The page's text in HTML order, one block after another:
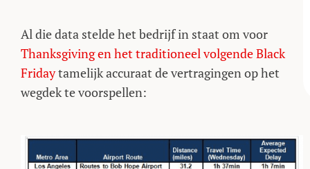
Al die data stelde het bedrijf in staat om voor
Thanksgiving en het traditioneel volgende Black
Fridaytamelijk accuraat de vertragingen op het
wegdek te voorspellen: